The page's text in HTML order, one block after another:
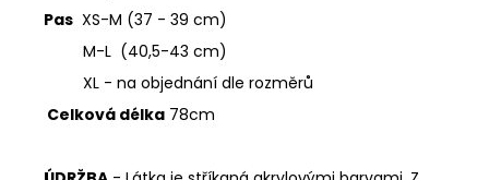
Pas XS-M (37 - 39 cm)
M-L (40,5-43 cm)
XL - na objednání dle rozměrů
Celková délka 78cm